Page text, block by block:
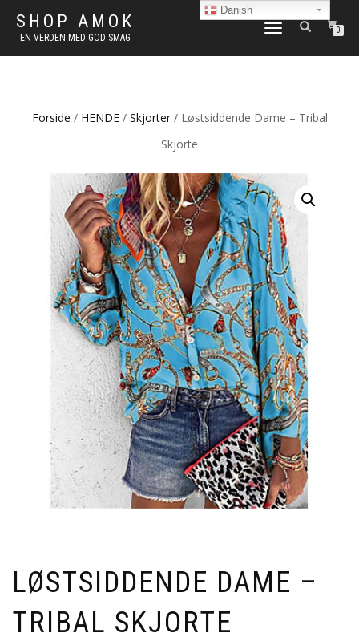
SHOP AMOK
EN VERDEN MED GOD SMAG
FLIP
0
Forside / HENDE/ Skjorter/ Løstsiddende Dame – Tribal
Skjorte
LØSTSIDDENDE DAME –
TRIBAL SKJORTE
Danish